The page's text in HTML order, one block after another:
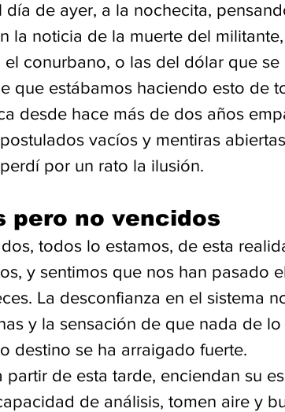
día de ayer, a la nochecita,
la noticia de la muerte del
el conurbano, o las del dólar que
que estábamos haciendo esto de
desde hace más de dos años
vacíos y mentiras
por un rato la ilusión.
pero no vencidos
todos lo estamos, de esta
y sentimos que nos han pasado
La desconfianza en el sistema
y la sensación de que nada de
destino se ha arraigado fuerte.
partir de esta tarde, enciendan su
de análisis, tomen aire y